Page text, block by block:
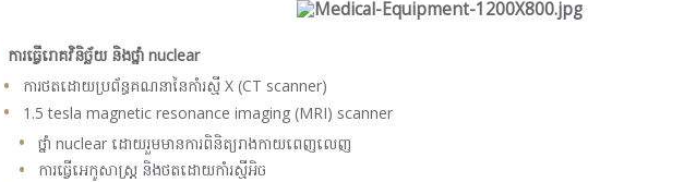
ការធ្វើរោគវិនិច្ឆ័យ និងថ្នាំnuclear
ការថតដោយប្រព័ន្ធគណនានៃកាំរស្មី X (CT scanner)
1.5 tesla magnetic resonance imaging (MRI) scanner
ថ្នាំ nuclear ដោយរួមមានការពិនិត្យរាងកាយពេញលេញ
ការធ្វើអេកូសាស្ត្រ និងថតដោយកាំរស្មីអិច